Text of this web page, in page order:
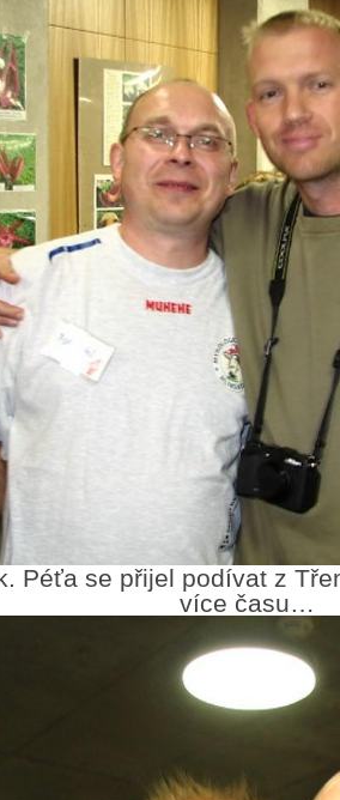
Péťa se přijel podívat z
více času…